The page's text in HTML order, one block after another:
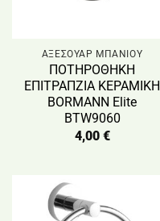
ΑΞΕΣΟΥΑΡ ΜΠΑΝΙΟΥ
ΠΟΤΗΡΟΘΗΚΗ
ΕΠΙΤΡΑΠΖΙΑ ΚΕΡΑΜΙΚΗ
BORMANN Elite
BTW9060
4,00 €